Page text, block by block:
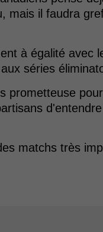
mais il faudra
à égalité avec
séries
prometteuse
matchs très